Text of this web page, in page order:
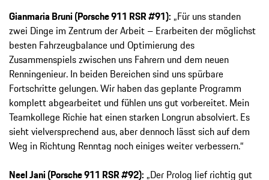
Gianmaria Bruni (Porsche 911 RSR #91): „Für uns standen
zwei Dinge im Zentrum der Arbeit – Erarbeiten der möglichst
besten Fahrzeugbalance und Optimierung des
Zusammenspiels zwischen uns Fahrern und dem neuen
Renningenieur. In beiden Bereichen sind uns spürbare
Fortschritte gelungen. Wir haben das geplante Programm
komplett abgearbeitet und fühlen uns gut vorbereitet. Mein
Teamkollege Richie hat einen starken Longrun absolviert. Es
sieht vielversprechend aus, aber dennoch lässt sich auf dem
Weg in Richtung Renntag noch einiges weiter verbessern.“
Neel Jani (Porsche 911 RSR #92): „Der Prolog lief richtig gut